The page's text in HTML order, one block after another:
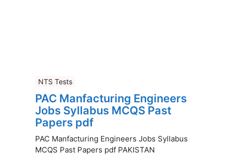
NTS Tests
PAC Manfacturing Engineers
Jobs Syllabus MCQS Past
Papers pdf
PAC Manfacturing Engineers Jobs Syllabus
MCQS Past Papers pdf PAKISTAN